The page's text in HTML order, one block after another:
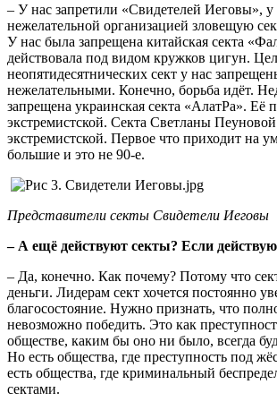
– У нас запретили «Свидетелей Иеговы», у
нежелательной организацией зловещую
У нас была запрещена китайская секта
действовала под видом кружков цигун.
неопятидесятнических сект у нас
нежелательными. Конечно, борьба идёт.
запрещена украинская секта «АлатРа». Её
экстремистской. Секта Светланы
экстремистской. Первое что приходит на
большие и это не 90-е.
Представители секты Свидетели Иеговы
– А ещё действуют секты? Если
– Да, конечно. Как почему? Потому что
деньги. Лидерам сект хочется постоянно
благосостояние. Нужно признать, что
невозможно победить. Это как
обществе, каким бы оно ни было, всегда
Но есть общества, где преступность под
есть общества, где криминальный
сектами.